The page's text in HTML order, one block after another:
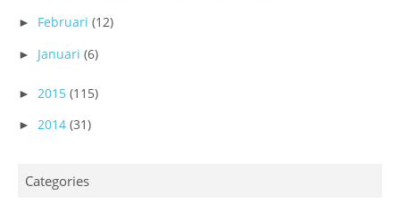
► Februari (12)
► Januari (6)
► 2015 (115)
► 2014 (31)
Categories